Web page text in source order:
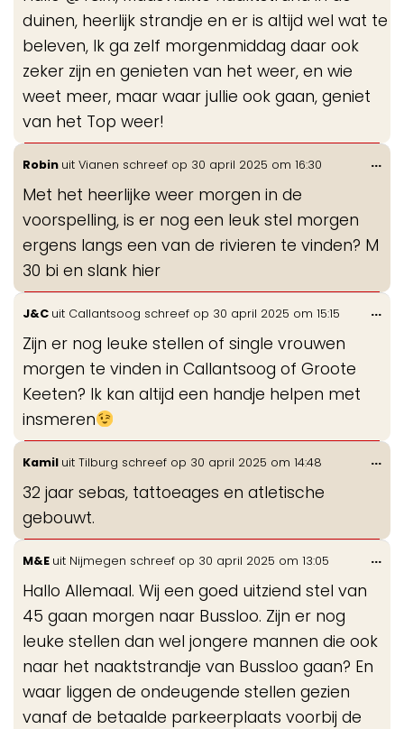
duinen, heerlijk strandje en er is altijd wel wat te
beleven, Ik ga zelf morgenmiddag daar ook
zeker zijn en genieten van het weer, en wie
weet meer, maar waar jullie ook gaan, geniet
van het Top weer!
Robin uit Vianen schreef op 30 april 2025 om 16:30
Met het heerlijke weer morgen in de
voorspelling, is er nog een leuk stel morgen
ergens langs een van de rivieren te vinden? M
30 bi en slank hier
...
J&C uit Callantsoog schreef op 30 april 2025 om 15:15
Zijn er nog leuke stellen of single vrouwen
morgen te vinden in Callantsoog of Groote
Keeten? Ik kan altijd een handje helpen met
insmeren
...
Kamil uit Tilburg schreef op 30 april 2025 om 14:48
32 jaar sebas, tattoeages en atletische
gebouwt.
...
M&E uit Nijmegen schreef op 30 april 2025 om 13:05
Hallo Allemaal. Wij een goed uitziend stel van
45 gaan morgen naar Bussloo. Zijn er nog
leuke stellen dan wel jongere mannen die ook
naar het naaktstrandje van Bussloo gaan? En
waar liggen de ondeugende stellen gezien
vanaf de betaalde parkeerplaats voorbij de
...